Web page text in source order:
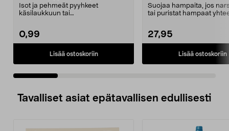
Isot ja pehmeät pyyhkeet
käsilaukkuun tai
0,99
Lisää ostoskoriin
Suojaa hampaita, jos
tai puristat hampaat
27,95
Lisää ostoskoriin
Tavalliset asiat epätavallisen edullisesti